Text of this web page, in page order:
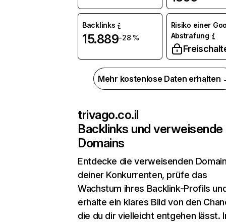
Backlinks
15.889-28 %
Risiko einer
Abstrafung
Mehr kostenlose Daten erhalten
trivago.co.il
Backlinks und verweisende
Domains
Entdecke die verweisenden
deiner Konkurrenten, prüfe das
Wachstum ihres Backlink-Profils
erhalte ein klares Bild von den
die du dir vielleicht entgehen lässt.